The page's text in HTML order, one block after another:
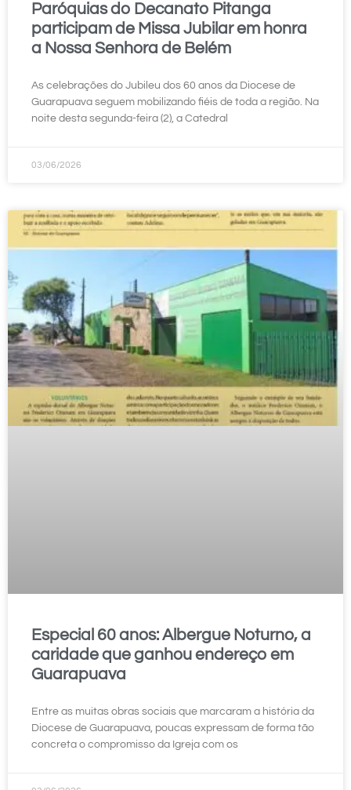
Paróquias do Decanato Pitanga
participam de Missa Jubilar em honra
a Nossa Senhora de Belém
As celebrações do Jubileu dos 60 anos da Diocese de
Guarapuava seguem mobilizando fiéis de toda a região. Na
noite desta segunda-feira (2), a Catedral
03/06/2026
Especial 60 anos: Albergue Noturno, a
caridade que ganhou endereço em
Guarapuava
Entre as muitas obras sociais que marcaram a história da
Diocese de Guarapuava, poucas expressam de forma tão
concreta o compromisso da Igreja com os